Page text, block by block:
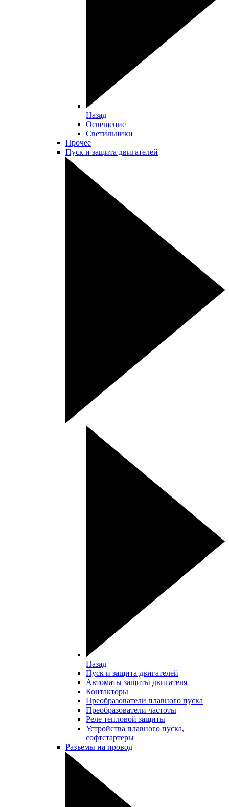
Назад
Освещение
Светильники
Прочее
Пуск и защита двигателей
Назад
Пуск и защита двигателей
Автоматы защиты двигателя
Контакторы
Преобразователи плавного пуска
Преобразователи частоты
Реле тепловой защиты
Устройства плавного пуска,
софтстартеры
Разъемы на провод